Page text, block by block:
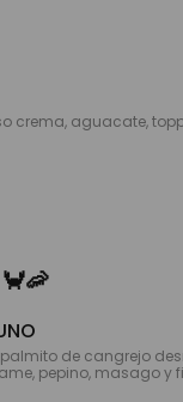
crema, aguacate,
de cangrejo
pepino, masago y